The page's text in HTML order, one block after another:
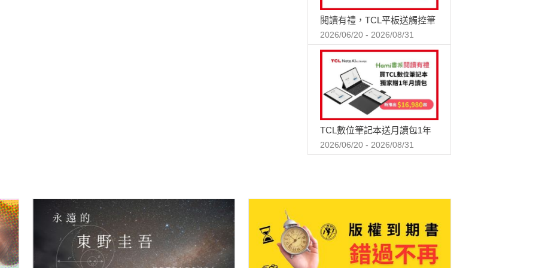
閱讀有禮，TCL平板送觸控筆
2026/06/20 - 2026/08/31
TCL數位筆記本送月讀包1年
2026/06/20 - 2026/08/31